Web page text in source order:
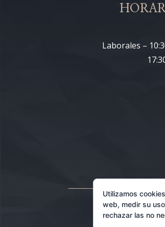
Laborales –
17:30 a
Utilizamos
web, medir su
rechazar las no